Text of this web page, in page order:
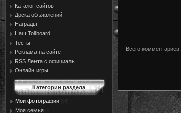
Каталог сайтов
Доска объявлений
Награды
Наш Tollboard
Тесты
Реклама на сайте
RSS Лента с официаль...
Онлайн игры
Категории раздела
Мои фотографии
Моя семья
Всего комментариев: